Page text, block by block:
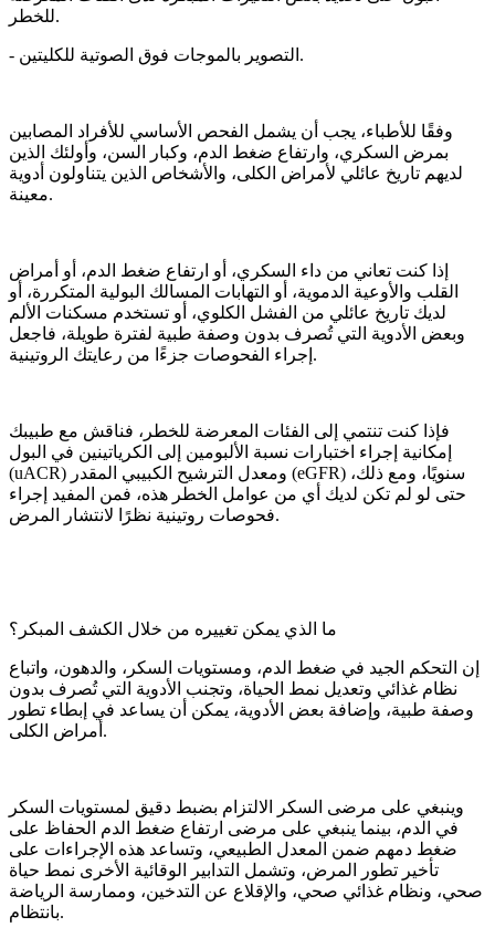
للخطر.
- التصوير بالموجات فوق الصوتية للكليتين.
وفقًا للأطباء، يجب أن يشمل الفحص الأساسي للأفراد المصابين
بمرض السكري، وارتفاع ضغط الدم، وكبار السن، وأولئك الذين
لديهم تاريخ عائلي لأمراض الكلى، والأشخاص الذين يتناولون أدوية
معينة.
إذا كنت تعاني من داء السكري، أو ارتفاع ضغط الدم، أو أمراض
القلب والأوعية الدموية، أو التهابات المسالك البولية المتكررة، أو
لديك تاريخ عائلي من الفشل الكلوي، أو تستخدم مسكنات الألم
وبعض الأدوية التي تُصرف بدون وصفة طبية لفترة طويلة، فاجعل
إجراء الفحوصات جزءًا من رعايتك الروتينية.
فإذا كنت تنتمي إلى الفئات المعرضة للخطر، فناقش مع طبيبك
إمكانية إجراء اختبارات نسبة الألبومين إلى الكرياتينين في البول
(uACR) ومعدل الترشيح الكبيبي المقدر (eGFR) سنويًا، ومع ذلك،
حتى لو لم تكن لديك أي من عوامل الخطر هذه، فمن المفيد إجراء
فحوصات روتينية نظرًا لانتشار المرض.
ما الذي يمكن تغييره من خلال الكشف المبكر؟
إن التحكم الجيد في ضغط الدم، ومستويات السكر، والدهون، واتباع
نظام غذائي وتعديل نمط الحياة، وتجنب الأدوية التي تُصرف بدون
وصفة طبية، وإضافة بعض الأدوية، يمكن أن يساعد في إبطاء تطور
أمراض الكلى.
وينبغي على مرضى السكر الالتزام بضبط دقيق لمستويات السكر
في الدم، بينما ينبغي على مرضى ارتفاع ضغط الدم الحفاظ على
ضغط دمهم ضمن المعدل الطبيعي، وتساعد هذه الإجراءات على
تأخير تطور المرض، وتشمل التدابير الوقائية الأخرى نمط حياة
صحي، ونظام غذائي صحي، والإقلاع عن التدخين، وممارسة الرياضة
بانتظام.